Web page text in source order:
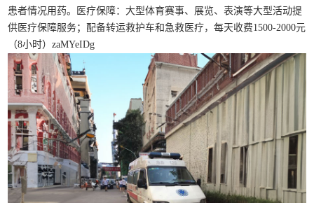
患者情况用药。医疗保障：大型体育赛事、展览、表演等大型活动提
供医疗保障服务；配备转运救护车和急救医疗，每天收费1500-2000元
（8小时）zaMYeIDg